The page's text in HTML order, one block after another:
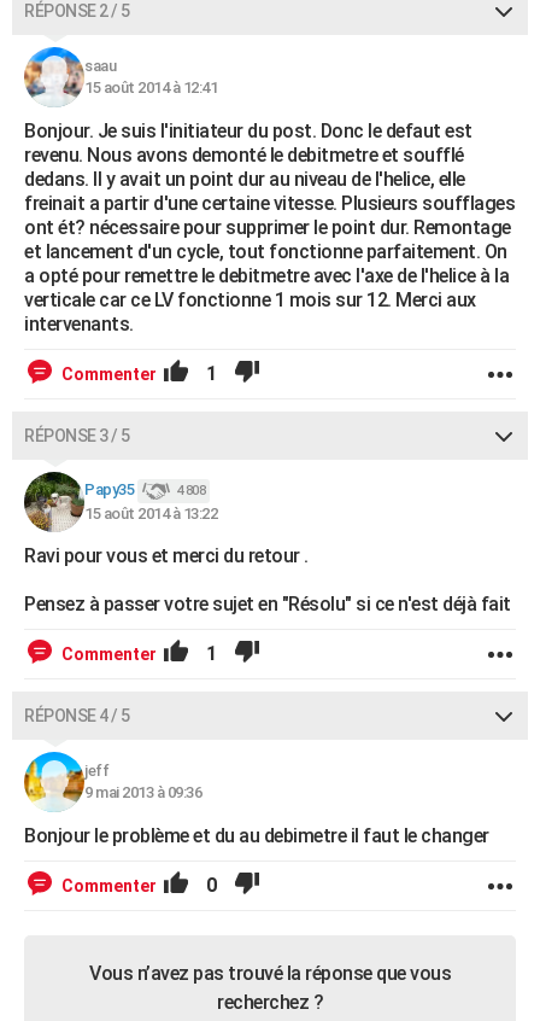
RÉPONSE 2 / 5
saau
15 août 2014 à 12:41
Bonjour. Je suis l'initiateur du post. Donc le defaut est
revenu. Nous avons demonté le debitmetre et soufflé
dedans. Il y avait un point dur au niveau de l'helice, elle
freinait a partir d'une certaine vitesse. Plusieurs soufflages
ont ét? nécessaire pour supprimer le point dur. Remontage
et lancement d'un cycle, tout fonctionne parfaitement. On
a opté pour remettre le debitmetre avec l'axe de l'helice à la
verticale car ce LV fonctionne 1 mois sur 12. Merci aux
intervenants.
Commenter 1
RÉPONSE 3 / 5
Papy35 4 808
15 août 2014 à 13:22
Ravi pour vous et merci du retour .
Pensez à passer votre sujet en "Résolu" si ce n'est déjà fait
Commenter 1
RÉPONSE 4 / 5
jeff
9 mai 2013 à 09:36
Bonjour le problème et du au debimetre il faut le changer
Commenter 0
Vous n’avez pas trouvé la réponse que vous
recherchez ?